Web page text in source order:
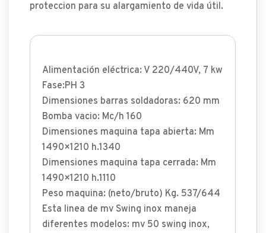
proteccion para su alargamiento de vida útil.
Alimentación eléctrica: V 220/440V, 7 kw
Fase:PH 3
Dimensiones barras soldadoras: 620 mm
Bomba vacio: Mc/h 160
Dimensiones maquina tapa abierta: Mm
1490×1210 h.1340
Dimensiones maquina tapa cerrada: Mm
1490×1210 h.1110
Peso maquina: (neto/bruto) Kg. 537/644
Esta linea de mv Swing inox maneja
diferentes modelos: mv 50 swing inox,